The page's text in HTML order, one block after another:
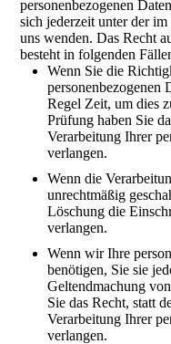
personenbezogenen
sich jederzeit unter der im
uns wenden. Das Recht
besteht in folgenden
Wenn Sie die
personenbezogenen
Regel Zeit, um dies
Prüfung haben Sie
Verarbeitung Ihrer
verlangen.
Wenn die
unrechtmäßig
Löschung die
verlangen.
Wenn wir Ihre
benötigen, Sie sie
Geltendmachung
Sie das Recht, statt
Verarbeitung Ihrer
verlangen.